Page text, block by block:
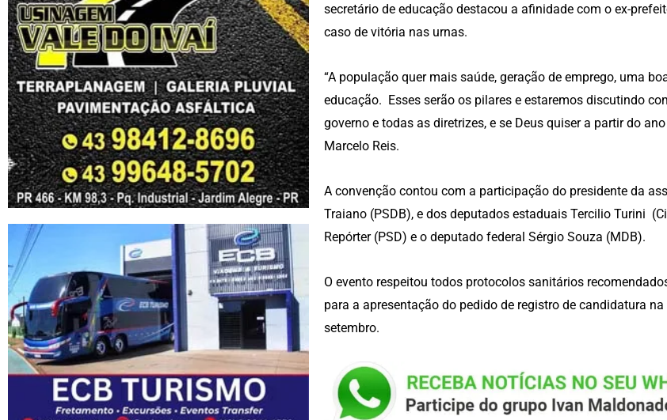
secretário de educação destacou a afinidade com o ex-
caso de vitória nas urnas.
“A população quer mais saúde, geração de emprego, uma
educação. Esses serão os pilares e estaremos discutindo
governo e todas as diretrizes, e se Deus quiser a partir do
Marcelo Reis.
A convenção contou com a participação do presidente da
Traiano (PSDB), e dos deputados estaduais Tercilio Turini
Repórter (PSD) e o deputado federal Sérgio Souza (MDB).
O evento respeitou todos protocolos sanitários
para a apresentação do pedido de registro de candidatura
setembro.